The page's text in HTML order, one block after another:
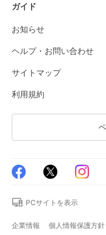
ガイド
お知らせ
ヘルプ・お問い合わせ
サイトマップ
利用規約
PCサイトを表示
企業情報 個人情報保護方針